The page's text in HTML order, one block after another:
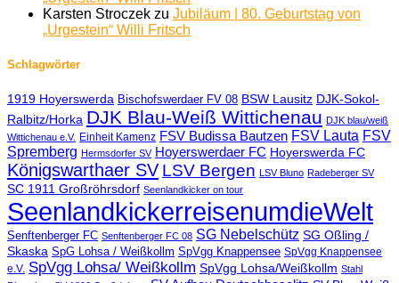
Karsten Stroczek zu Jubiläum | 80. Geburtstag von
„Urgestein“ Willi Fritsch
Schlagwörter
1919 Hoyerswerda Bischofswerdaer FV 08 BSW Lausitz DJK-Sokol-
Ralbitz/Horka DJK Blau-Weiß Wittichenau DJK blau/weiß
Wittichenau e.V. Einheit Kamenz FSV Budissa Bautzen FSV Lauta FSV
Spremberg Hermsdorfer SV Hoyerswerdaer FC Hoyerswerda FC
Königswarthaer SV LSV Bergen LSV Bluno Radeberger SV
SC 1911 Großröhrsdorf Seenlandkicker on tour
SeenlandkickerreisenumdieWelt
Senftenberger FC Senftenberger FC 08 SG Nebelschütz SG Oßling /
Skaska SpG Lohsa / Weißkollm SpVgg Knappensee SpVgg Knappensee
e.V. SpVgg Lohsa/ Weißkollm SpVgg Lohsa/Weißkollm Stahl